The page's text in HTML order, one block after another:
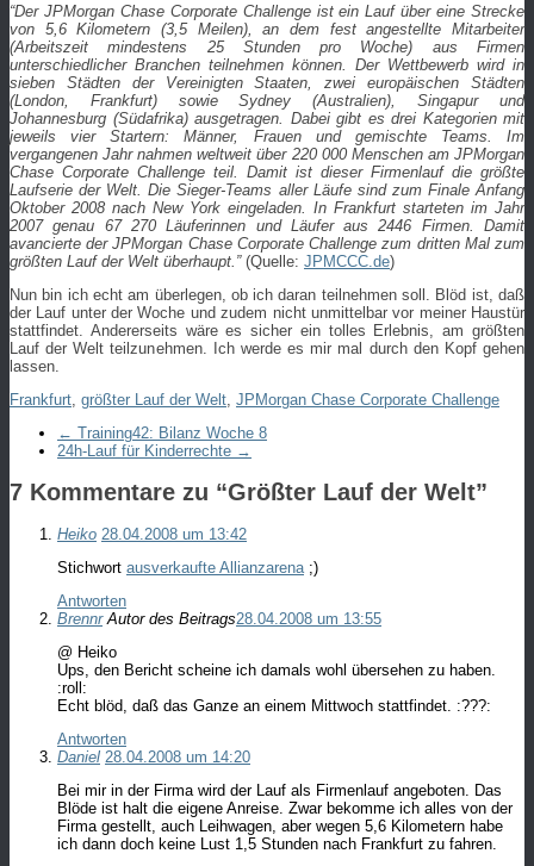
“Der JPMorgan Chase Corporate Challenge ist ein Lauf über eine Strecke
von 5,6 Kilometern (3,5 Meilen), an dem fest angestellte Mitarbeiter
(Arbeitszeit mindestens 25 Stunden pro Woche) aus Firmen
unterschiedlicher Branchen teilnehmen können. Der Wettbewerb wird in
sieben Städten der Vereinigten Staaten, zwei europäischen Städten
(London, Frankfurt) sowie Sydney (Australien), Singapur und
Johannesburg (Südafrika) ausgetragen. Dabei gibt es drei Kategorien mit
jeweils vier Startern: Männer, Frauen und gemischte Teams. Im
vergangenen Jahr nahmen weltweit über 220 000 Menschen am JPMorgan
Chase Corporate Challenge teil. Damit ist dieser Firmenlauf die größte
Laufserie der Welt. Die Sieger-Teams aller Läufe sind zum Finale Anfang
Oktober 2008 nach New York eingeladen. In Frankfurt starteten im Jahr
2007 genau 67 270 Läuferinnen und Läufer aus 2446 Firmen. Damit
avancierte der JPMorgan Chase Corporate Challenge zum dritten Mal zum
größten Lauf der Welt überhaupt.”(Quelle: JPMCCC.de)
Nun bin ich echt am überlegen, ob ich daran teilnehmen soll. Blöd ist, daß
der Lauf unter der Woche und zudem nicht unmittelbar vor meiner Haustür
stattfindet. Andererseits wäre es sicher ein tolles Erlebnis, am größten
Lauf der Welt teilzunehmen. Ich werde es mir mal durch den Kopf gehen
lassen.
Frankfurt größter Lauf der Welt JPMorgan Chase Corporate Challenge
← Training42: Bilanz Woche 8
24h-Lauf für Kinderrechte →
7 Kommentare zu “Größter Lauf der Welt”
Heiko 28.04.2008 um 13:42
Stichwort ausverkaufte Allianzarena ;)
Antworten
Brennr Autor des Beitrags28.04.2008 um 13:55
@ Heiko
Ups, den Bericht scheine ich damals wohl übersehen zu haben.
:roll:
Echt blöd, daß das Ganze an einem Mittwoch stattfindet. :???:
Antworten
Daniel 28.04.2008 um 14:20
Bei mir in der Firma wird der Lauf als Firmenlauf angeboten. Das
Blöde ist halt die eigene Anreise. Zwar bekomme ich alles von der
Firma gestellt, auch Leihwagen, aber wegen 5,6 Kilometern habe
ich dann doch keine Lust 1,5 Stunden nach Frankfurt zu fahren.